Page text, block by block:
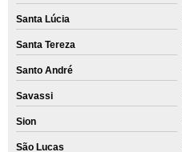
Santa Lúcia
Santa Tereza
Santo André
Savassi
Sion
São Lucas